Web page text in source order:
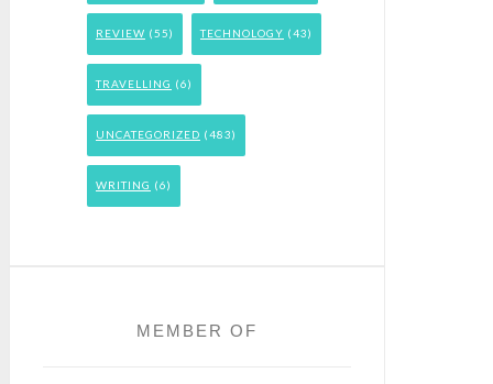
REVIEW (55) TECHNOLOGY (43)
TRAVELLING (6)
UNCATEGORIZED (483)
WRITING (6)
MEMBER OF